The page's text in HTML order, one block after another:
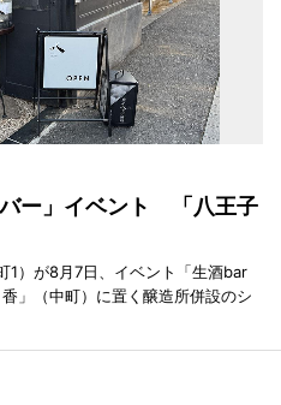
ー」イベント 「八王子
1）が8月7日、イベント「生酒bar
」（中町）に置く醸造所併設のシ